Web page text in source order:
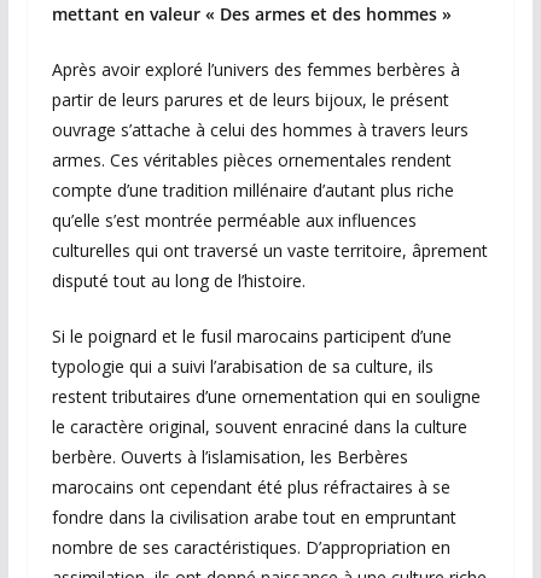
mettant en valeur « Des armes et des hommes »
Après avoir exploré l’univers des femmes berbères à
partir de leurs parures et de leurs bijoux, le présent
ouvrage s’attache à celui des hommes à travers leurs
armes. Ces véritables pièces ornementales rendent
compte d’une tradition millénaire d’autant plus riche
qu’elle s’est montrée perméable aux influences
culturelles qui ont traversé un vaste territoire, âprement
disputé tout au long de l’histoire.
Si le poignard et le fusil marocains participent d’une
typologie qui a suivi l’arabisation de sa culture, ils
restent tributaires d’une ornementation qui en souligne
le caractère original, souvent enraciné dans la culture
berbère. Ouverts à l’islamisation, les Berbères
marocains ont cependant été plus réfractaires à se
fondre dans la civilisation arabe tout en empruntant
nombre de ses caractéristiques. D’appropriation en